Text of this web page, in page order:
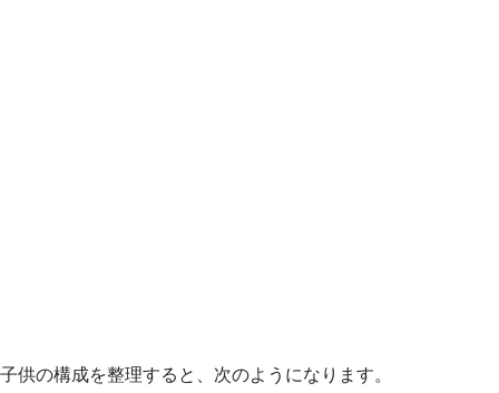
子供の構成を整理すると、次のようになります。